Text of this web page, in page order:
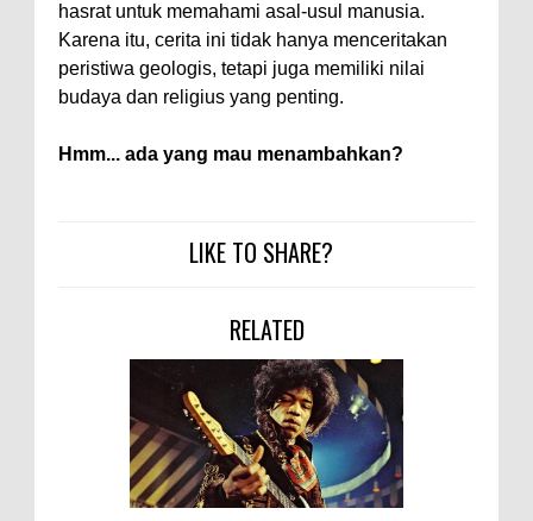
hasrat untuk memahami asal-usul manusia.
Karena itu, cerita ini tidak hanya menceritakan
peristiwa geologis, tetapi juga memiliki nilai
budaya dan religius yang penting.
Hmm... ada yang mau menambahkan?
LIKE TO SHARE?
RELATED